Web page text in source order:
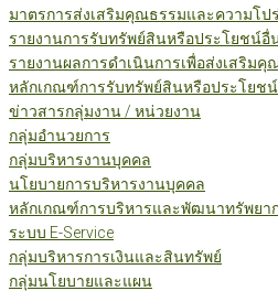
มาตรการส่งเสริมคุณธรรมและความโป
รายงานการรับทรัพย์สินหรือประโยชน์อื่
รายงานผลการดำเนินการเพื่อส่งเสริม
หลักเกณฑ์การรับทรัพย์สินหรือประโยช
ข่าวสารกลุ่มงาน / หน่วยงาน
กลุ่มอำนวยการ
กลุ่มบริหารงานบุคคล
นโยบายการบริหารงานบุคคล
หลักเกณฑ์การบริหารและพัฒนาทรัพยา
ระบบ E-Service
กลุ่มบริหารการเงินและสินทรัพย์
กลุ่มนโยบายและแผน